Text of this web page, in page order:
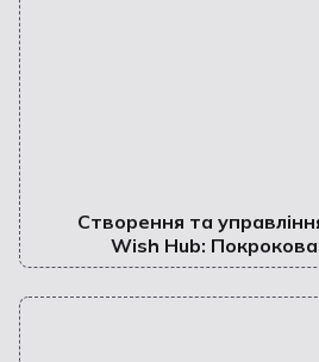
Створення та
Wish Hub: Покрокова